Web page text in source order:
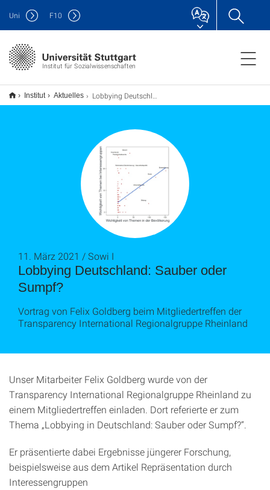
Institut für Sozialwissenschaften
Uni F10
Institut Aktuelles Lobbying Deutschland: Sauber oder Sumpf?
Lobbying Deutschland: Sauber oder
Sumpf?
11. März 2021 / Sowi I
Vortrag von Felix Goldberg beim Mitgliedertreffen der
Transparency International Regionalgruppe Rheinland
Unser Mitarbeiter Felix Goldberg wurde von der
Transparency International Regionalgruppe Rheinland zu
einem Mitgliedertreffen einladen. Dort referierte er zum
Thema „Lobbying in Deutschland: Sauber oder Sumpf?“.
Er präsentierte dabei Ergebnisse jüngerer Forschung,
beispielsweise aus dem Artikel Repräsentation durch
Interessengruppen